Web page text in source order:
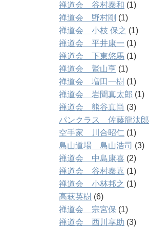
禅道会 谷村泰和 (1)
禅道会 野村剛 (1)
禅道会 小枝 保之 (1)
禅道会 平井康一 (1)
禅道会 下東悠馬 (1)
禅道会 鷲山亨 (1)
禅道会 増田一樹 (1)
禅道会 岩間真太郎 (1)
禅道会 熊谷真尚 (3)
パンクラス 佐藤龍汰郎
空手家 川合昭仁 (1)
島山道場 島山浩司 (3)
禅道会 中島康喜 (2)
禅道会 谷村泰嘉 (1)
禅道会 小林邦之 (1)
高萩英樹 (6)
禅道会 宗宮保 (1)
禅道会 西川享助 (3)